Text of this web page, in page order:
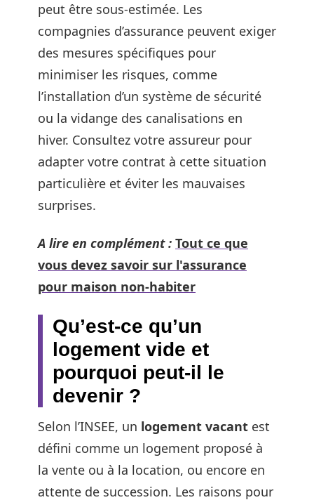
peut être sous-estimée. Les
compagnies d’assurance peuvent exiger
des mesures spécifiques pour
minimiser les risques, comme
l’installation d’un système de sécurité
ou la vidange des canalisations en
hiver. Consultez votre assureur pour
adapter votre contrat à cette situation
particulière et éviter les mauvaises
surprises.
A lire en complément : Tout ce que
vous devez savoir sur l'assurance
pour maison non-habiter
Qu’est-ce qu’un
logement vide et
pourquoi peut-il le
devenir ?
Selon l’INSEE, un logement vacant est
défini comme un logement proposé à
la vente ou à la location, ou encore en
attente de succession. Les raisons pour